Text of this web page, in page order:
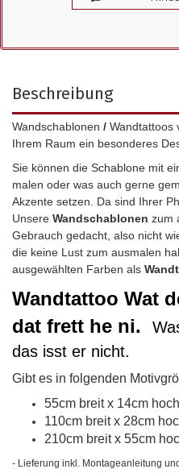
Beschreibung
Wandschablonen / Wandtattoos
Ihrem Raum ein besonderes
Sie können die Schablone mit
malen oder was auch gerne
Akzente setzen. Da sind Ihrer
Unsere Wandschablonen zum
Gebrauch gedacht, also nicht
die keine Lust zum ausmalen
ausgewählten Farben als
Wandtattoo Wat
dat frett he ni.
das isst er nicht.
Gibt es in folgenden
55cm breit x 14cm hoch
110cm breit x 28cm
210cm breit x 55cm
- Lieferung inkl. Montageanleitung